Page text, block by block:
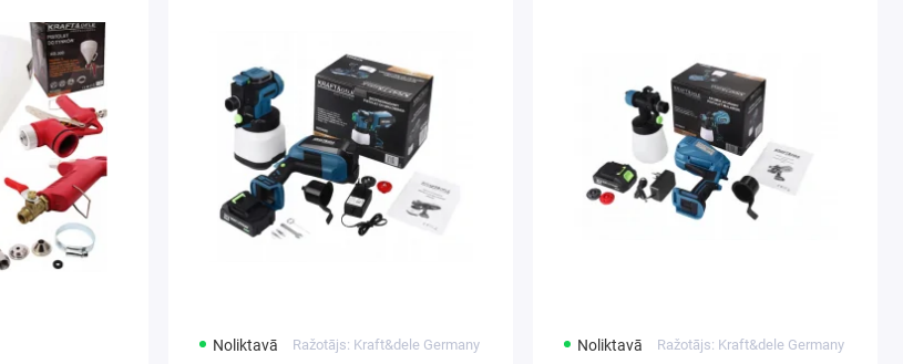
Noliktavā Ražotājs: Kraft&dele Germany Noliktavā Ražotājs: Kraft&dele Germany